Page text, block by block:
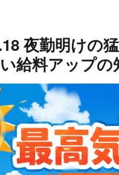
夜勤明けの
給料アップの